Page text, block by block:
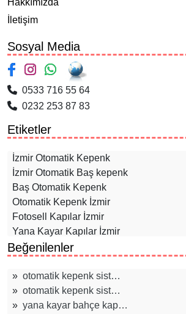
Hakkımızda
İletişim
Sosyal Media
0533 716 55 64
0232 253 87 83
Etiketler
İzmir Otomatik Kepenk
İzmir Otomatik Baş kepenk
Baş Otomatik Kepenk
Otomatik Kepenk İzmir
Fotosell Kapılar İzmir
Yana Kayar Kapılar İzmir
Akordiyon Kepenkler İzmir
Bariyer Sistemleri İzmir
Otomatik Kepenk Yedek Parça İzmir
Kuşadası Otomatik Çelik Kepenk
Beğenilenler
» otomatik kepenk sist…
» otomatik kepenk sist…
» yana kayar bahçe kap…